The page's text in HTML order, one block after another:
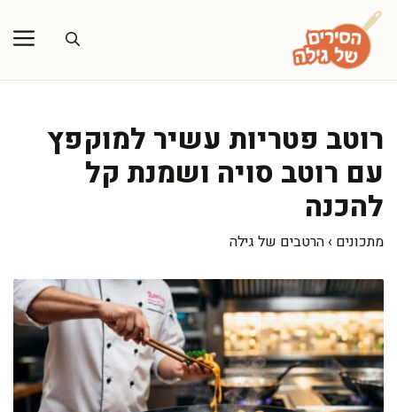
לדלג
לתוכן
רוטב פטריות עשיר למוקפץ
עם רוטב סויה ושמנת קל
להכנה
מתכונים › הרטבים של גילה